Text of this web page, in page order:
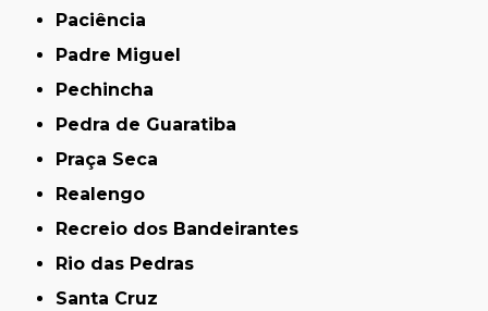
Paciência
Padre Miguel
Pechincha
Pedra de Guaratiba
Praça Seca
Realengo
Recreio dos Bandeirantes
Rio das Pedras
Santa Cruz